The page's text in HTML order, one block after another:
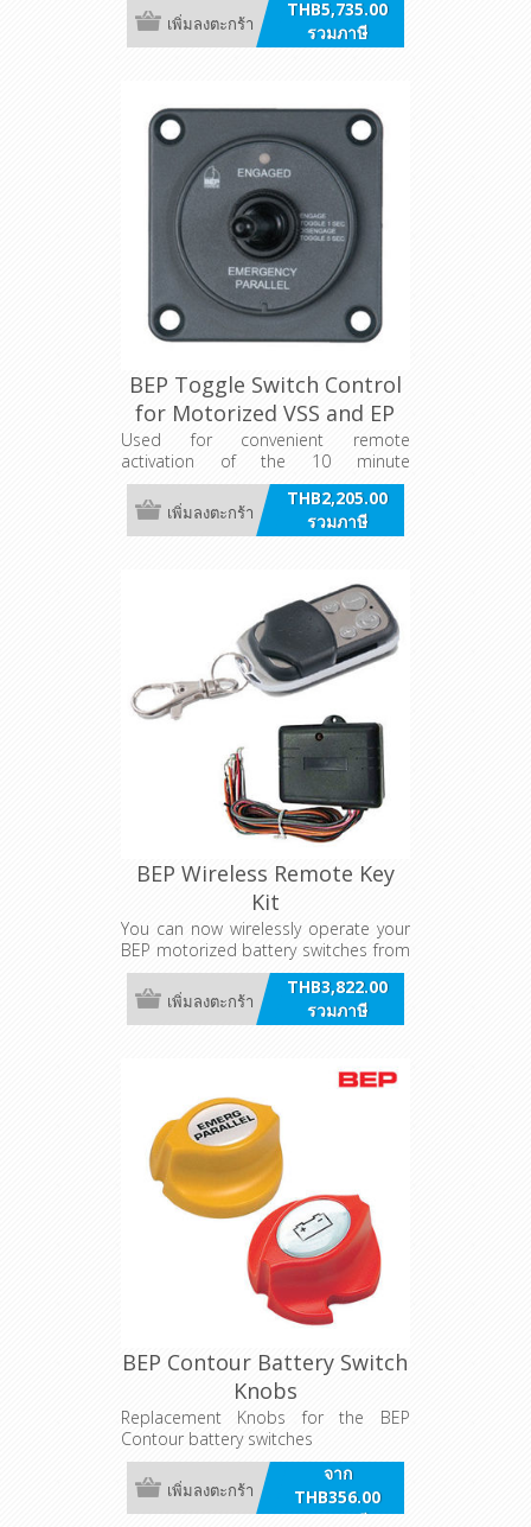
within the Contour Connect panel
range.
THB5,735.00
รวมภาษี
เพิ่มลงตะกร้า
BEP Toggle Switch Control
for Motorized VSS and EP
Switches
Used for convenient remote
activation of the 10 minute
emergency parallel function on these
motorized Voltage Sensitive and
Emergency Parallel switches. It can be
THB2,205.00
รวมภาษี
เพิ่มลงตะกร้า
BEP Wireless Remote Key
Kit
You can now wirelessly operate your
BEP motorized battery switches from
a distance of up to 250 feet (80
meters) away.
THB3,822.00
รวมภาษี
เพิ่มลงตะกร้า
BEP Contour Battery Switch
Knobs
Replacement Knobs for the BEP
Contour battery switches
จาก
THB356.00
รวมภาษี
เพิ่มลงตะกร้า